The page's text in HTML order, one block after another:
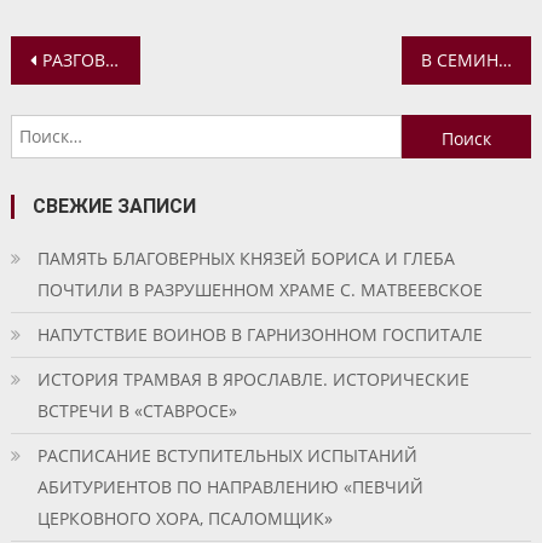
Навигация
по
записям
РАЗГОВОР О ПЕРВЫХ РУССКИХ ШКОЛАХ С УЧАЩИМИСЯ ПРОВИНЦИАЛЬНОГО КОЛЛЕДЖА ЯРОСЛАВЛЯ В СЕМИНАРИИ ПРОШЛА ЛЕКЦИЯ О МЕРАХ ПРОФИЛАКТИКИ КОРОНАВИРУСА
Найти:
СВЕЖИЕ ЗАПИСИ
ПАМЯТЬ БЛАГОВЕРНЫХ КНЯЗЕЙ БОРИСА И ГЛЕБА
ПОЧТИЛИ В РАЗРУШЕННОМ ХРАМЕ С. МАТВЕЕВСКОЕ
НАПУТСТВИЕ ВОИНОВ В ГАРНИЗОННОМ ГОСПИТАЛЕ
ИСТОРИЯ ТРАМВАЯ В ЯРОСЛАВЛЕ. ИСТОРИЧЕСКИЕ
ВСТРЕЧИ В «СТАВРОСЕ»
РАСПИСАНИЕ ВСТУПИТЕЛЬНЫХ ИСПЫТАНИЙ
АБИТУРИЕНТОВ ПО НАПРАВЛЕНИЮ «ПЕВЧИЙ
ЦЕРКОВНОГО ХОРА, ПСАЛОМЩИК»